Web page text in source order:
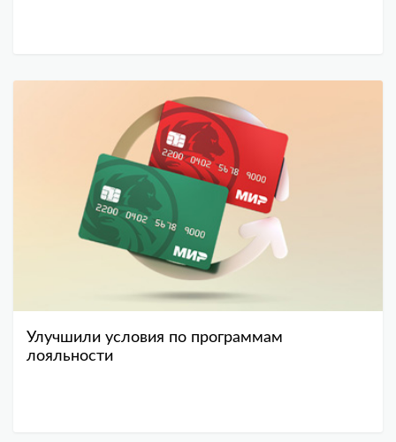
Улучшили условия по программам
лояльности